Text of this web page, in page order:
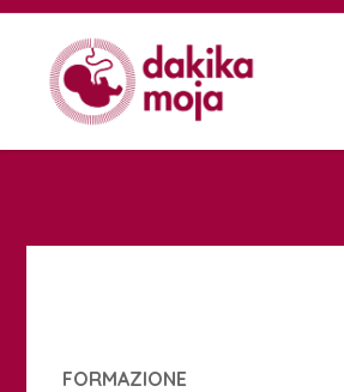
Skip
content
FORMAZIONE